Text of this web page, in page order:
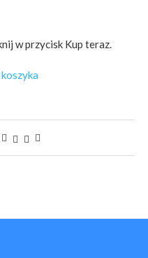
w przycisk Kup teraz.